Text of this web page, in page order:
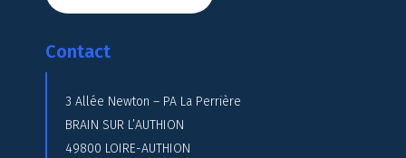
Contact
3 Allée Newton – PA La Perrière
BRAIN SUR L’AUTHION
49800 LOIRE-AUTHION